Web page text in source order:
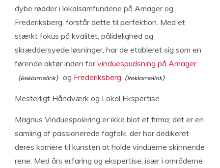
dybe rødder i lokalsamfundene på Amager og
Frederiksberg, forstår dette til perfektion. Med et
stærkt fokus på kvalitet, pålidelighed og
skræddersyede løsninger, har de etableret sig som en
førende aktør inden forvinduespudsning på Amager
og Frederiksberg .
Mesterligt Håndværk og Lokal Ekspertise
Magnus Vinduespolering er ikke blot et firma; det er en
samling af passionerede fagfolk, der har dedikeret
deres karriere til kunsten at holde vinduerne skinnende
rene. Med års erfaring og ekspertise, især i områderne